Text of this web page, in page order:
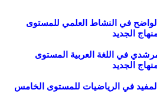
الواضح في النشاط العلمي للمستوى
الجديد
في اللغة العربية المستوى
الجديد
المفيد في الرياضيات للمستوى الخامس